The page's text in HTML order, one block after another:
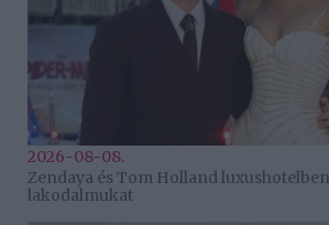
2026-08-08.
Zendaya és Tom Holland
lakodalmukat